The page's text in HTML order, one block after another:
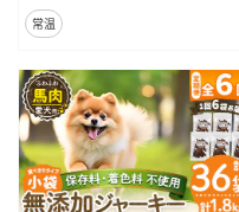
常温